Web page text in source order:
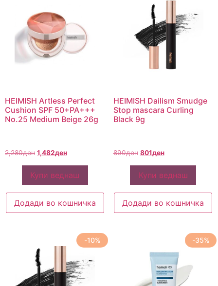
HEIMISH Artless Perfect
Cushion SPF 50+PA+++
No.25 Medium Beige 26g
2,280ден 1,482ден
Купи веднаш
Додади во кошничка
HEIMISH Dailism Smudge
Stop mascara Curling
Black 9g
890ден 801ден
Купи веднаш
Додади во кошничка
-10% -35%